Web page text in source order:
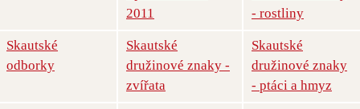
2011
- rostliny
Skautské
odborky
Skautské
družinové znaky -
zvířata
Skautské
družinové znaky
- ptáci a hmyz